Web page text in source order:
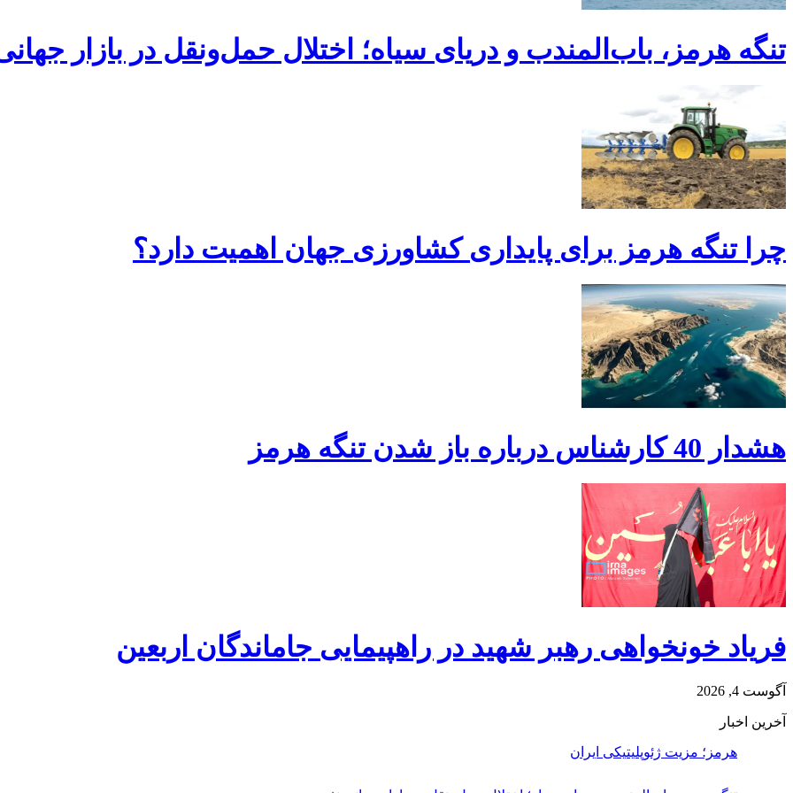
تنگه هرمز، باب‌المندب و دریای سیاه؛ اختلال حمل‌ونقل در بازار
چرا تنگه هرمز برای پایداری کشاورزی جهان اهمیت دارد؟
هشدار 40 کارشناس درباره باز شدن تنگه هرمز
فریاد خونخواهی رهبر شهید در راهپیمایی جاماندگان اربعین
آگوست 4, 2026
آخرین اخبار
هرمز؛ مزیت ژئوپلیتیکی ایران